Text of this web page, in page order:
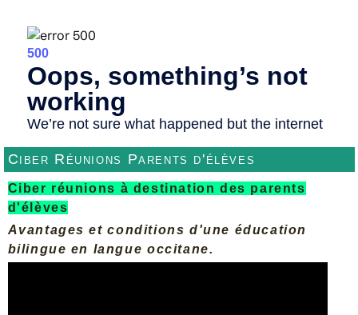
Ciber Réunions Parents d'élèves
Ciber réunions à destination des parents
d'élèves
Avantages et conditions d'une éducation
bilingue en langue occitane.